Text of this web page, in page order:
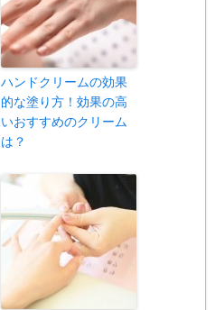
ハンドクリームの効果
的な塗り方！効果の高
いおすすめのクリーム
は？